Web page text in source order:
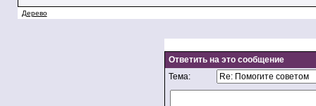
Дерево
Ответить на это сообщение
Тема: